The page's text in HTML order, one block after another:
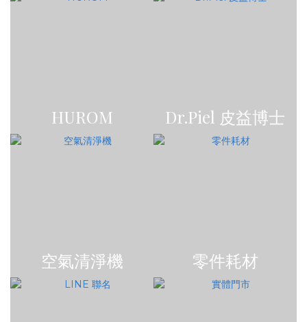
HUROM Dr.Piel 皮益博士
空氣清淨機 零件耗材